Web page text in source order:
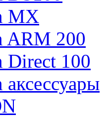
MX
ARM 200
Direct 100